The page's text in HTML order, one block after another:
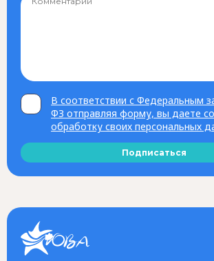
В соответствии с Федеральным
ФЗ отправляя форму, вы даете
обработку своих персональных
Подписаться